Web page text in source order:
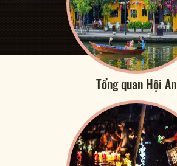
Tổng quan Hội An